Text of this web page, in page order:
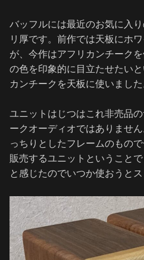
バッフルには最近のお気に入
リ厚です。前作では天板にホ
が、今作はアフリカンチーク
の色を印象的に目立たせたい
カンチークを天板に使いました
ユニットはじつはこれ非売品
ークオーディオではありませ
っちりとしたフレームのもの
販売するユニットということ
と感じたのでいつか使おうと